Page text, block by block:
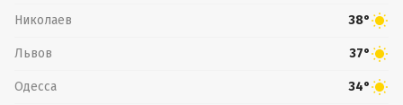
Николаев 38°
Львов 37°
Одесса 34°